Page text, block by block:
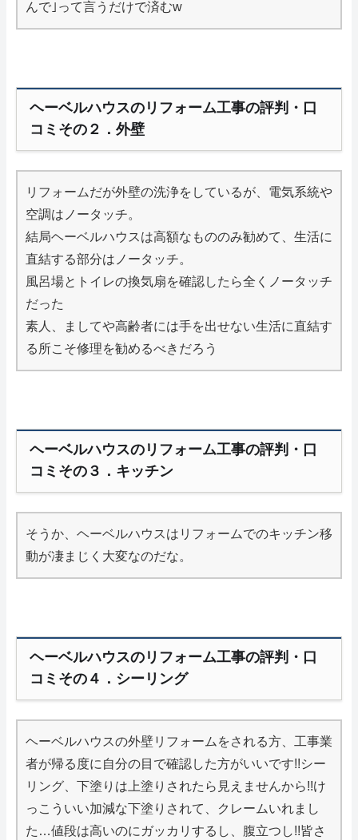
んで｣って言うだけで済むw
ヘーベルハウスのリフォーム工事の評判・口
コミその２．外壁
リフォームだが外壁の洗浄をしているが、電気系統や
空調はノータッチ。
結局ヘーベルハウスは高額なもののみ勧めて、生活に
直結する部分はノータッチ。
風呂場とトイレの換気扇を確認したら全くノータッチ
だった
素人、ましてや高齢者には手を出せない生活に直結す
る所こそ修理を勧めるべきだろう
ヘーベルハウスのリフォーム工事の評判・口
コミその３．キッチン
そうか、ヘーベルハウスはリフォームでのキッチン移
動が凄まじく大変なのだな。
ヘーベルハウスのリフォーム工事の評判・口
コミその４．シーリング
ヘーベルハウスの外壁リフォームをされる方、工事業
者が帰る度に自分の目で確認した方がいいです!!シー
リング、下塗りは上塗りされたら見えませんから!!け
っこういい加減な下塗りされて、クレームいれまし
た…値段は高いのにガッカリするし、腹立つし!!皆さ